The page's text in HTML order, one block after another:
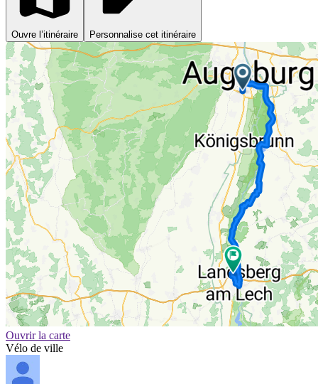
Ouvre l’itinéraire Personnalise cet itinéraire
Ouvrir la carte
Vélo de ville